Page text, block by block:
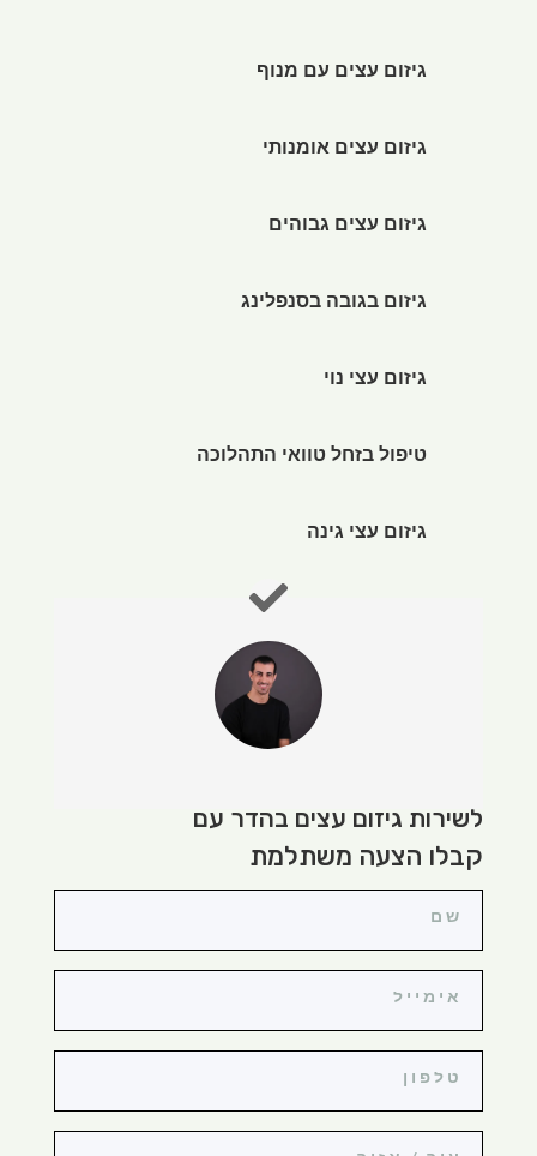
גיזום עצים עם מנוף
גיזום עצים אומנותי
גיזום עצים גבוהים
גיזום בגובה בסנפלינג
גיזום עצי נוי
טיפול בזחל טוואי התהלוכה
גיזום עצי גינה
לשירות גיזום עצים בהדר עם
קבלו הצעה משתלמת